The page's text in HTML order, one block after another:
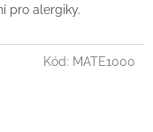
pro alergiky.
Kód: MATE1000